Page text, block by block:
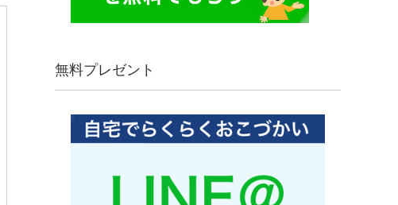
無料プレゼント